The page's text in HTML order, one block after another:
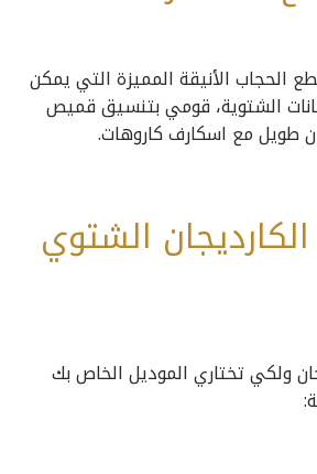
الحجاب الأنيقة المميزة التي يمكن
الشتوية، قومي بتنسيق قميص
طويل مع اسكارف كاروهات.
الشتوي
ولكي تختاري الموديل الخاص بك